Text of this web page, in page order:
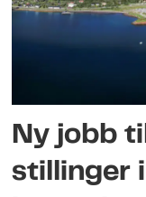
Ny jobb
stillinger